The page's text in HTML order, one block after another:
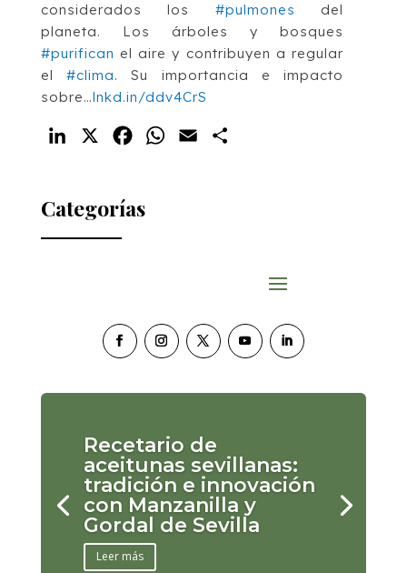
considerados los #pulmones del
planeta. Los árboles y bosques
#purifican el aire y contribuyen a regular
el#clima. Su importancia e impacto
sobre…lnkd.in/ddv4CrS
LinkedIn FacebookWhatsApp
Email
Categorías
Recetario de
aceitunas sevillanas:
tradición e innovación
con Manzanilla y
Gordal de Sevilla
Leer más